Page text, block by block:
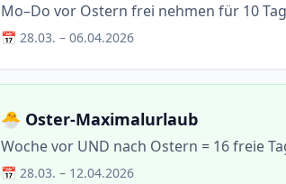
Mo–Do vor Ostern frei nehmen für 10
📅 28.03. – 06.04.2026
🐣 Oster-Maximalurlaub
Woche vor UND nach Ostern = 16 freie
📅 28.03. – 12.04.2026